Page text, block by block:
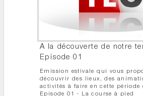
A la découverte de notre
Episode 01
Emission estivale qui vous
découvrir des lieux, des
activités à faire en cette période
Episode 01 - La course à pied